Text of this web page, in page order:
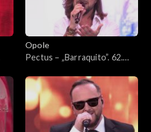
Opole
Pectus – „Barraquito”. 62.